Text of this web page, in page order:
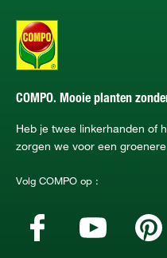
COMPO. Mooie planten
Heb je twee linkerhanden of
zorgen we voor een
Volg COMPO op :